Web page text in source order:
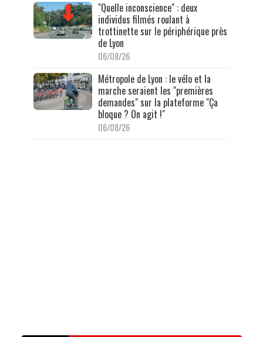
"Quelle inconscience" : deux
individus filmés roulant à
trottinette sur le périphérique près
de Lyon
06/08/26
Métropole de Lyon : le vélo et la
marche seraient les "premières
demandes" sur la plateforme "Ça
bloque ? On agit !"
06/08/26